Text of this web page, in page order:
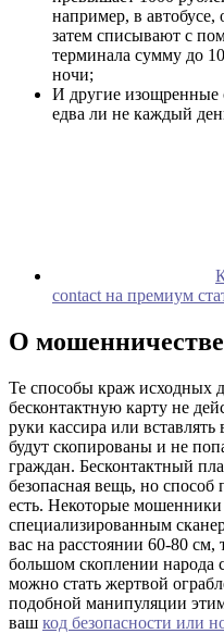
например, в автобусе,
затем списывают с
терминала сумму до
ночи;
И другие изощренные
едва ли не каждый
contact на премиум
О мошенничестве
Те способы краж исходных
бесконтактную карту не
руки кассира или
будут скопированы и не
граждан. Бесконтактный
безопасная вещь, но способ
есть. Некоторые мошенники
специализированным
вас на расстоянии 60-80 см,
большом скоплении народа
можно стать жертвой
подобной манипуляции
ваш код безопасности или